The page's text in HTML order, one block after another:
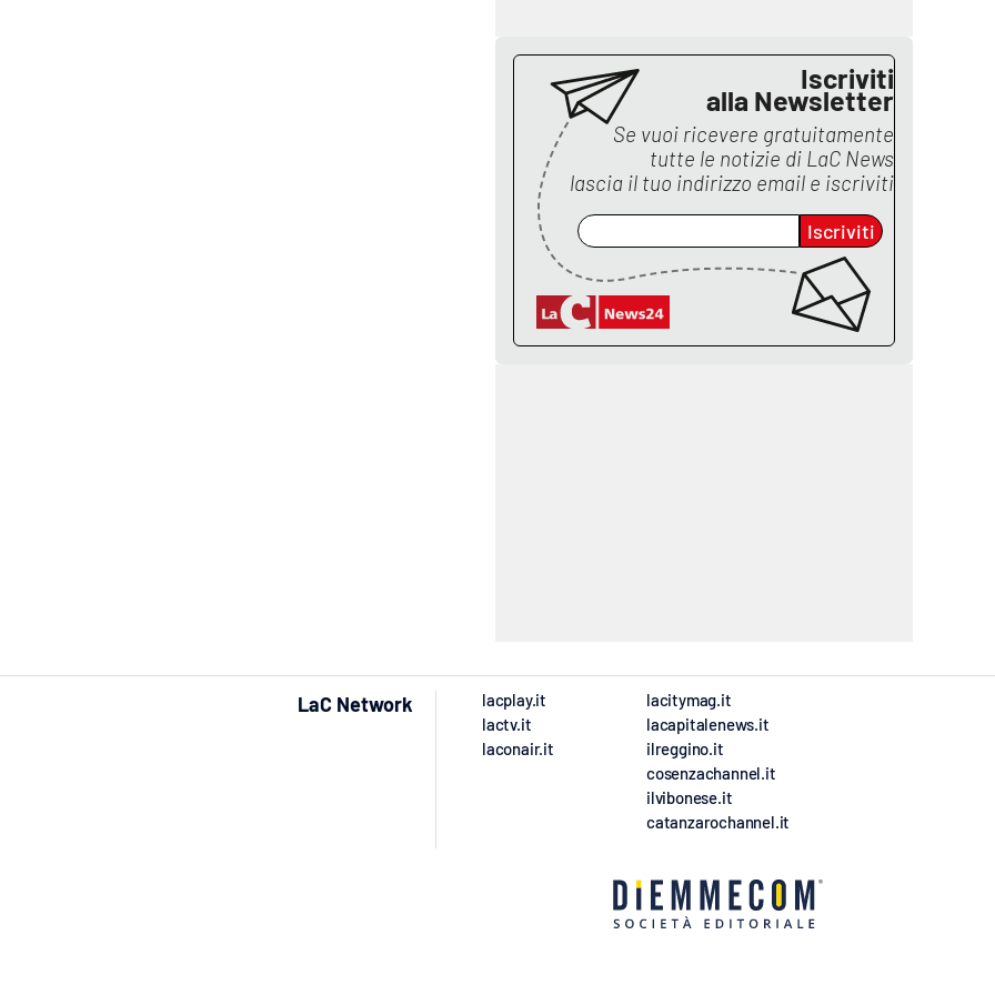
Iscriviti
alla Newsletter
Se vuoi ricevere gratuitamente
tutte le notizie di LaC News
lascia il tuo indirizzo email e iscriviti
Iscriviti
LaC Network
lacplay.it
lactv.it
laconair.it
lacitymag.it
lacapitalenews.it
ilreggino.it
cosenzachannel.it
ilvibonese.it
catanzarochannel.it